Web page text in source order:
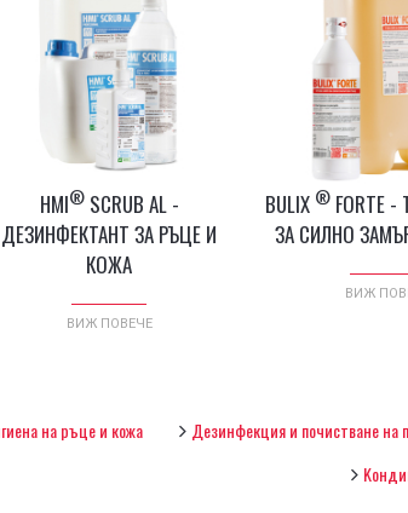
HMI®SCRUB AL -
ДЕЗИНФЕКТАНТ ЗА РЪЦЕ И
КОЖА
ВИЖ ПОВЕЧЕ
BULIX ® FORTE
ЗА СИЛНО
ВИЖ
на ръце и кожа Дезинфекция и почистване на